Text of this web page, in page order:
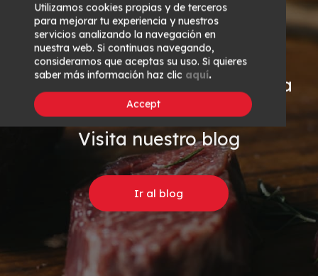
¿Quieres trucos y eventos para
amantes de la carne?
Visita nuestro blog
Ir al blog
Utilizamos cookies propias y de terceros
para mejorar tu experiencia y nuestros
servicios analizando la navegación en
nuestra web. Si continuas navegando,
consideramos que aceptas su uso. Si quieres
saber más información haz clic aquí.
Accept